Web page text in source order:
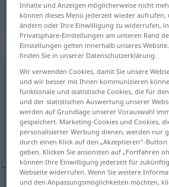
"Umkreis" Italienisch
„Umkreis“:
Umkreism
Übersicht aller Übersetzungen
(Für mehr Details die Übersetzung
vicinanze
Inhalte und Anzeigen möglicherweise nicht
können dieses Menü jederzeit wieder aufrufen,
ändern oder Ihre Einwilligung zu widerrufen,
Privatsphäre-Einstellungen am unteren Rand
Einstellungen gelten innerhalb unseres
finden Sie in unserer Datenschutzerklärung.
Wir verwenden Cookies, damit Sie unsere
und wir besser mit Ihnen kommunizieren
funktionale und statistische Cookies, die für
und der statistischen Auswertung unserer
werden auf Grundlage unserer Vorauswahl
gespeichert. Marketing-Cookies und Cookies,
personalisierter Werbung dienen, werden nur
durch einen Klick auf den „Akzeptieren“-
geben. Klicken Sie ansonsten auf „Fortfahren
können Ihre Einwilligung jederzeit für
Webseite widerrufen. Wenn Sie weitere
und den Anpassungsmöglichkeiten möchten,